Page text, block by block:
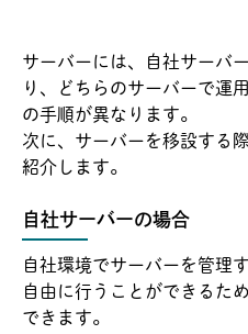
サーバーには、自社サーバ
り、どちらのサーバーで運
の手順が異なります。
次に、サーバーを移設する
紹介します。
自社サーバーの場合
自社環境でサーバーを管理
自由に行うことができるた
できます。